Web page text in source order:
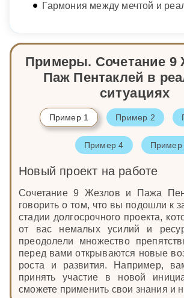
Гармония между мечтой и
Примеры. Сочетание 9
Паж Пентаклей в
ситуациях
Пример 1 Пример 2
Пример 4 Пример
Новый проект на работе
Сочетание 9 Жезлов и Пажа
говорить о том, что вы подошли к
стадии долгосрочного проекта,
от вас немалых усилий и
преодолели множество
перед вами открываются новые
роста и развития. Например,
принять участие в новой
сможете применить свои знания и